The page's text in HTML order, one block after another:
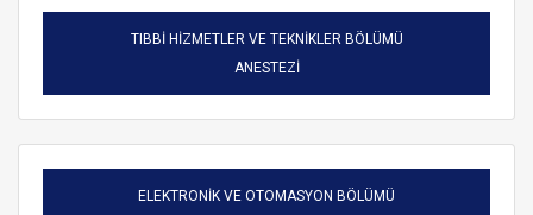
TIBBİ HİZMETLER VE TEKNİKLER BÖLÜMÜ
ANESTEZİ
ELEKTRONİK VE OTOMASYON BÖLÜMÜ